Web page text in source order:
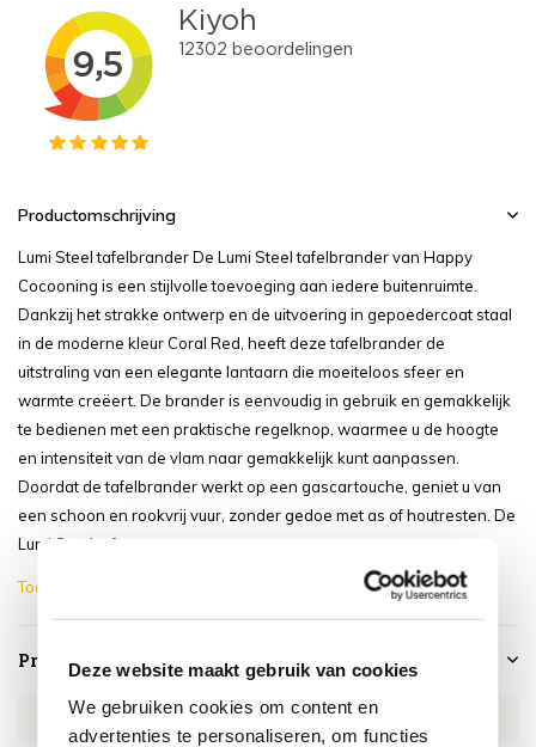
Deze website maakt gebruik van cookies
We gebruiken cookies om content en
advertenties te personaliseren, om functies
Productomschrijving
Lumi Steel tafelbrander De Lumi Steel tafelbrander van Happy
Cocooning is een stijlvolle toevoeging aan iedere buitenruimte.
Dankzij het strakke ontwerp en de uitvoering in gepoedercoat staal
in de moderne kleur Coral Red, heeft deze tafelbrander de
uitstraling van een elegante lantaarn die moeiteloos sfeer en
warmte creëert. De brander is eenvoudig in gebruik en gemakkelijk
te bedienen met een praktische regelknop, waarmee u de hoogte
en intensiteit van de vlam naar gemakkelijk kunt aanpassen.
Doordat de tafelbrander werkt op een gascartouche, geniet u van
een schoon en rookvrij vuur, zonder gedoe met as of houtresten. De
Lumi Steel tafe...
Toon meer
Productspecificaties
Artikelnummer HCLUMST-07